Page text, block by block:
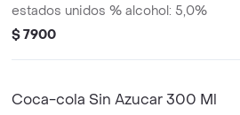
estados unidos % alcohol: 5,0%
$ 7900
Coca-cola Sin Azucar 300 Ml